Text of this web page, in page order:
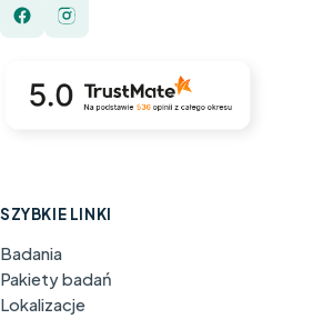
SZYBKIE LINKI
Badania
Pakiety badań
Lokalizacje